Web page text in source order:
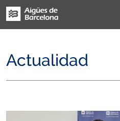
Actualidad